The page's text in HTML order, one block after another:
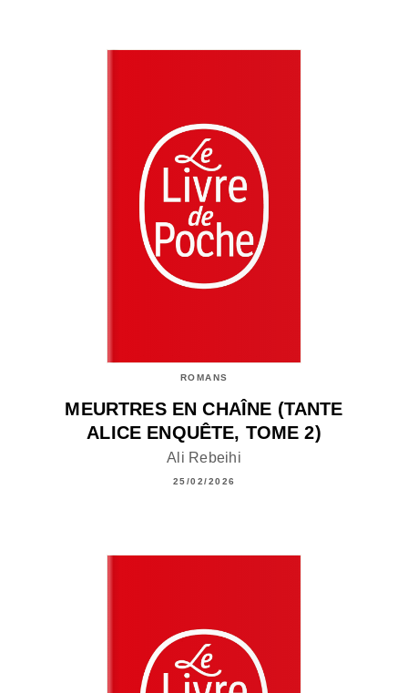
ROMANS
MEURTRES EN CHAÎNE (TANTE
ALICE ENQUÊTE, TOME 2)
Ali Rebeihi
25/02/2026